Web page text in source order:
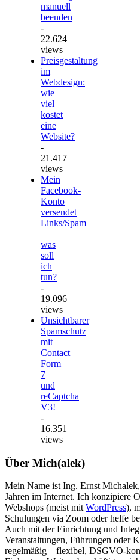
manuell
beenden
-
22.624
views
Preisgestaltung
im
Webdesign:
wie
viel
kostet
eine
Website?
-
21.417
views
Mein
Facebook-
Konto
versendet
Links/Spam
–
was
soll
ich
tun?
-
19.096
views
Unsichtbarer
Spamschutz
mit
Contact
Form
7
und
reCaptcha
V3!
-
16.351
views
Über Mich(alek)
Mein Name ist Ing. Ernst
Jahren im Internet. Ich konzipiere
Webshops (meist mitWordPress),
Schulungen via Zoom oder helfe
Auch mit der Einrichtung und
Veranstaltungen, Führungen oder
regelmäßig – flexibel, DSGVO-